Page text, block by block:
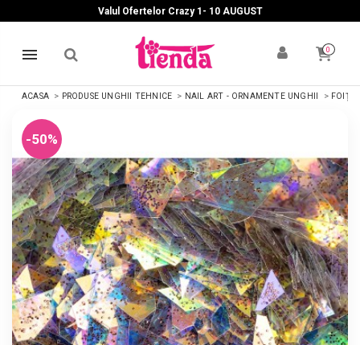
Valul Ofertelor Crazy 1- 10 AUGUST
0
ACASA PRODUSE UNGHII TEHNICE NAIL ART - ORNAMENTE UNGHII FOIȚE
-50%